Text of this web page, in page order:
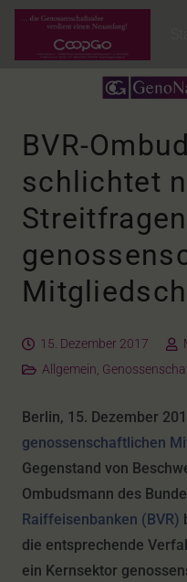
BVR-
schlichtet
Streitfragen
15. Dezember 2017
Allgemein,
Berlin, 15. Dezember
genossenschaftlichen
Gegenstand von
Ombudsmann des
Raiffeisenbanken (BVR)
die entsprechende
ein Kernsektor